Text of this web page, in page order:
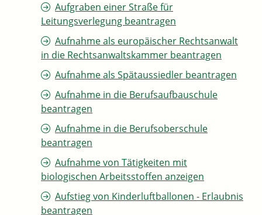
Aufgraben einer Straße für
Leitungsverlegung beantragen
Aufnahme als europäischer Rechtsanwalt
in die Rechtsanwaltskammer beantragen
Aufnahme als Spätaussiedler beantragen
Aufnahme in die Berufsaufbauschule
beantragen
Aufnahme in die Berufsoberschule
beantragen
Aufnahme von Tätigkeiten mit
biologischen Arbeitsstoffen anzeigen
Aufstieg von Kinderluftballonen - Erlaubnis
beantragen